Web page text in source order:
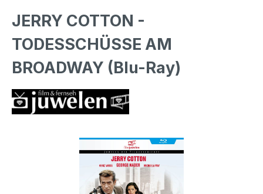
JERRY COTTON -
TODESSCHÜSSE AM
BROADWAY (Blu-Ray)
Bildergalerie überspringen